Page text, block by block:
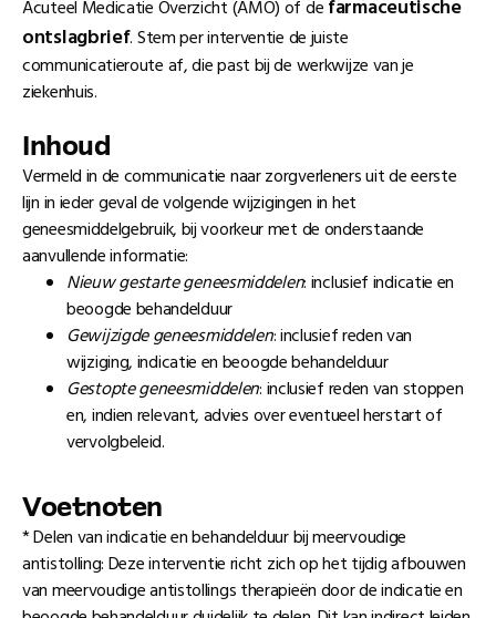
Acuteel Medicatie Overzicht (AMO) of defarmaceutische
ontslagbrief. Stem per interventie de juiste
communicatieroute af, die past bij de werkwijze van je
ziekenhuis.
Inhoud
Vermeld in de communicatie naar zorgverleners uit de eerste
lijn in ieder geval de volgende wijzigingen in het
geneesmiddelgebruik, bij voorkeur met de onderstaande
aanvullende informatie:
Nieuw gestarte geneesmiddelen: inclusief indicatie en
beoogde behandelduur
Gewijzigde geneesmiddelen: inclusief reden van
wijziging, indicatie en beoogde behandelduur
Gestopte geneesmiddelen: inclusief reden van stoppen
en, indien relevant, advies over eventueel herstart of
vervolgbeleid.
Voetnoten
* Delen van indicatie en behandelduur bij meervoudige
antistolling: Deze interventie richt zich op het tijdig afbouwen
van meervoudige antistollings therapieën door de indicatie en